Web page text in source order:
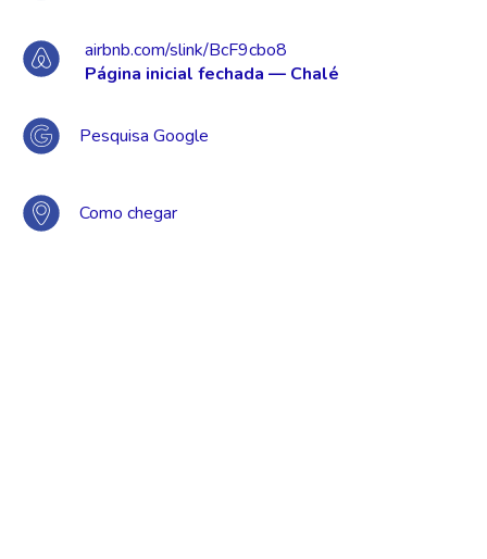
airbnb.com/slink/BcF9cbo8
Página inicial fechada — Chalé
Pesquisa Google
Como chegar